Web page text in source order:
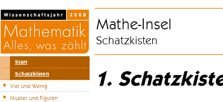
Start
Schatzkisten
Viel und Wenig
Muster und Figuren
Mathe-Insel
Schatzkisten
1.